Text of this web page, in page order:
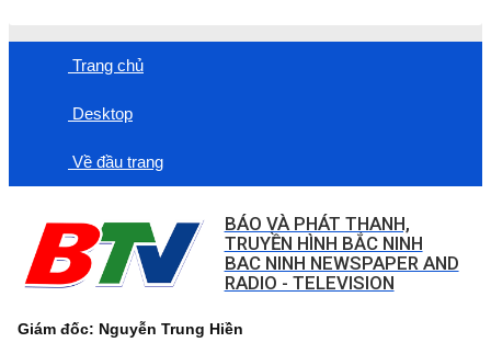
Trang chủ
Desktop
Về đầu trang
BÁO VÀ PHÁT THANH,
TRUYỀN HÌNH BẮC NINH
BAC NINH NEWSPAPER AND
RADIO - TELEVISION
Giám đốc: Nguyễn Trung Hiền